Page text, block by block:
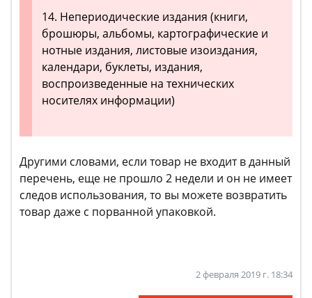
14. Непериодические издания (книги,
брошюры, альбомы, картографические и
нотные издания, листовые изоиздания,
календари, буклеты, издания,
воспроизведенные на технических
носителях информации)
Другими словами, если товар не входит в данный
перечень, еще не прошло 2 недели и он не имеет
следов использования, то вы можете возвратить
товар даже с порванной упаковкой.
2 февраля 2019 г. 18:34